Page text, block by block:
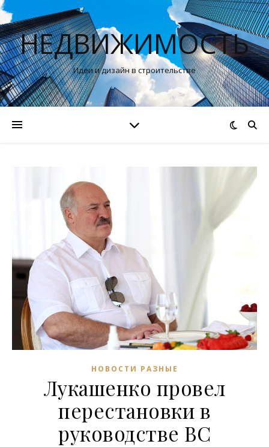
НЕДВИЖИМОСТЬ
Идеи и дизайн в строительстве
НОВОСТИ РАЗНЫЕ
Лукашенко провел
перестановки в
руководстве ВС